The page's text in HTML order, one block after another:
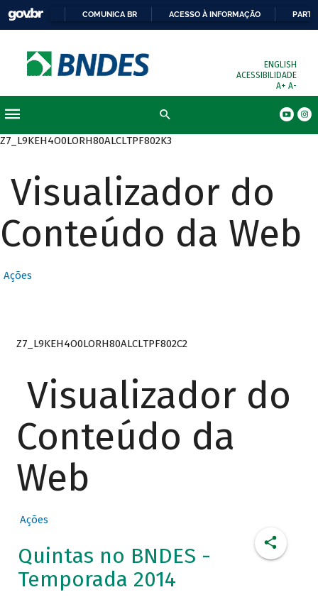
COMUNICA BR ACESSO À INFORMAÇÃO
ENGLISH
ACESSIBILIDADE
A+ A-
Z7_L9KEH4O0LORH80ALCLTPF802K3
Visualizador do
Conteúdo da Web
Ações
Z7_L9KEH4O0LORH80ALCLTPF802C2
Visualizador do
Conteúdo da
Web
Ações
Quintas no BNDES -
Temporada 2014